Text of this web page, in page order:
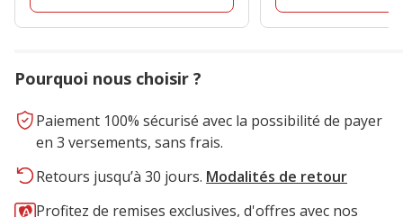
Pourquoi nous choisir ?
Paiement 100% sécurisé avec la possibilité de payer
en 3 versements, sans frais.
Retours jusqu’à 30 jours. Modalités de retour
Profitez de remises exclusives, d'offres avec nos